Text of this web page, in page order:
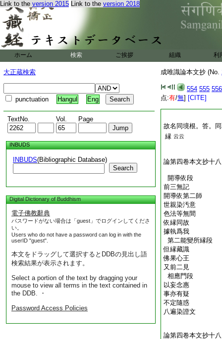
Link to the version 2015 Link to the version 2018
ホーム 検索 ご挨拶 組織 利
大正蔵検索
punctuation Hangul Eng
TextNo. Vol. Page
INBUDS
INBUDS(Bibliographic Database)
Search
Digital Dictionary of Buddhism
電子佛教辭典
パスワードがない場合は「guest」でログインしてくださ
い。
Users who do not have a password can log in with the
userID "guest".
本文をドラッグして選択するとDDBの見出し語
検索結果が表示されます。
Select a portion of the text by dragging your
mouse to view all terms in the text contained in
the DDB. ・
Password Access Policies
成唯識論本文抄 (No.
554 555 556
点:有/無] [CITE]
故名同境根。答。
縁 云云
論第四卷本文抄十
開導依段
前三無記
開導依第二師
世親染汚意
色法等無間
依縁同故
據執爲我
第二能變所縁段
但縁藏識
佛果心王
又前二見
相應門段
以妄念惠
事亦有疑
不定隨惑
八遍染證文
論第四卷本文抄十八